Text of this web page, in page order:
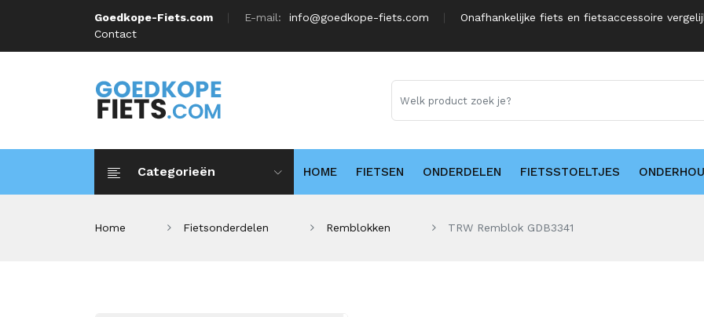
Goedkope-Fiets.com E-mail: info@goedkope-fiets.com
Onafhankelijke fiets en fietsaccessoire
Contact
Categorieën HOME FIETSEN ONDERDELEN FIETSSTOELTJES
Home Fietsonderdelen Remblokken TRW Remblok GDB3341